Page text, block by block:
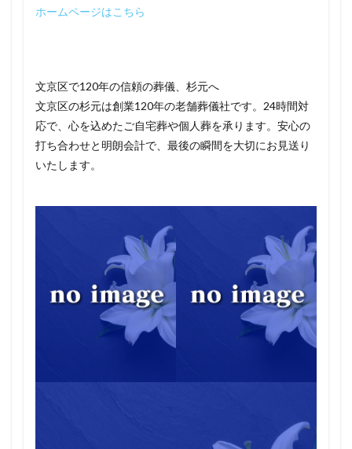
ホームページはこちら
文京区で120年の信頼の葬儀、杉元へ
文京区の杉元は創業120年の老舗葬儀社です。24時間対
応で、心を込めたご自宅葬や個人葬を承ります。安心の
打ち合わせと明朗会計で、最後の瞬間を大切にお見送り
いたします。